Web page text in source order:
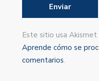
Este sitio usa
Aprende cómo se
comentarios.